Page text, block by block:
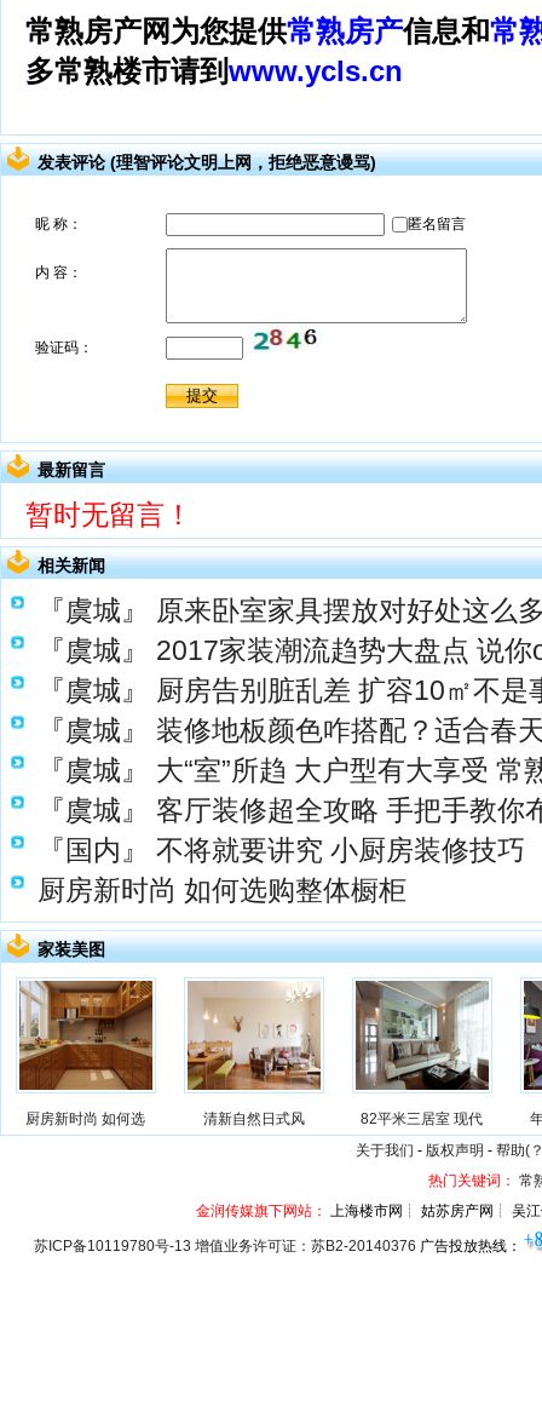
常熟房产网为您提供常熟房产信息和常
多常熟楼市请到www.ycls.cn
发表评论 (理智评论文明上网，拒绝恶意谩骂)
最新留言
暂时无留言！
相关新闻
『虞城』
原来卧室家具摆放对好处这么
『虞城』
2017家装潮流趋势大盘点 说
『虞城』
厨房告别脏乱差 扩容10㎡不是
『虞城』
装修地板颜色咋搭配？适合春
『虞城』
大“室”所趋 大户型有大享受 常
『虞城』
客厅装修超全攻略 手把手教你
『国内』
不将就要讲究 小厨房装修技巧
厨房新时尚 如何选购整体橱柜
家装美图
厨房新时尚 如何选 清新自然日式风 82平米三居室 现代
关于我们 - 版权声明 - 帮助(
热门关键词： 常
金润传媒旗下网站： 上海楼市网┊ 姑苏房产网┊ 吴
苏ICP备10119780号-13 增值业务许可证：苏B2-20140376 广告投放热线：